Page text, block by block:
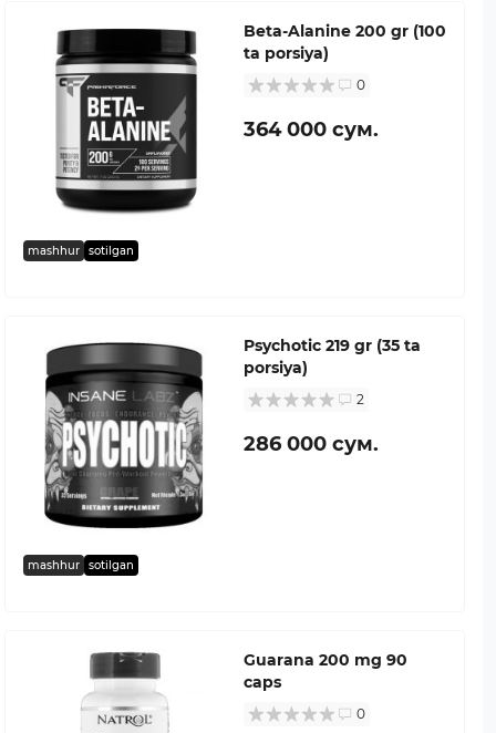
mashhur sotilgan
Beta-Alanine 200 gr (100
ta porsiya)
0
364 000 сум.
mashhur sotilgan
Psychotic 219 gr (35 ta
porsiya)
2
286 000 сум.
Guarana 200 mg 90
caps
0